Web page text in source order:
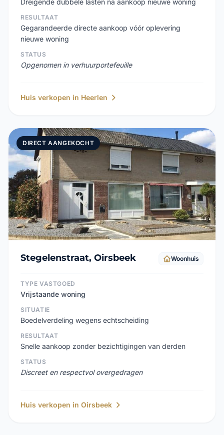
Dreigende dubbele lasten na aankoop nieuwe woning
RESULTAAT
Gegarandeerde directe aankoop vóór oplevering
nieuwe woning
STATUS
Opgenomen in verhuurportefeuille
Huis verkopen in Heerlen
DIRECT AANGEKOCHT
Stegelenstraat, Oirsbeek Woonhuis
TYPE VASTGOED
Vrijstaande woning
SITUATIE
Boedelverdeling wegens echtscheiding
RESULTAAT
Snelle aankoop zonder bezichtigingen van derden
STATUS
Discreet en respectvol overgedragen
Huis verkopen in Oirsbeek